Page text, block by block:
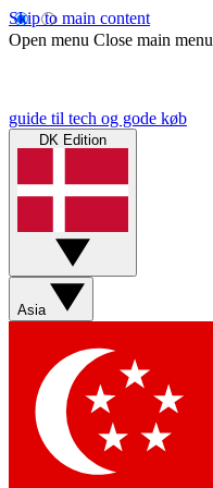
Skip to main content
Open menu Close main menu
guide til tech og gode køb
DK Edition
Asia